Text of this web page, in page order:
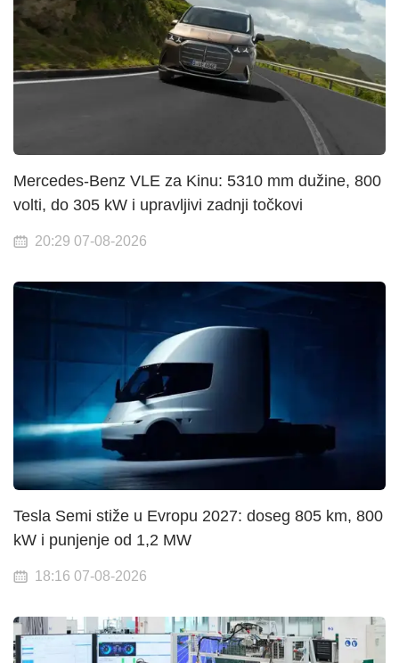
Mercedes-Benz VLE za Kinu: 5310 mm dužine, 800
volti, do 305 kW i upravljivi zadnji točkovi
20:29 07-08-2026
Tesla Semi stiže u Evropu 2027: doseg 805 km, 800
kW i punjenje od 1,2 MW
18:16 07-08-2026